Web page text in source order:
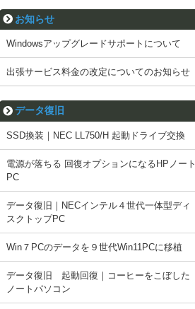
お知らせ
Windowsアップグレードサポートについて
出張サービス料金の改定についてのお知らせ
データ復旧
SSD換装｜NEC LL750/H 起動ドライブ交換
電源が落ちる 回復オプションになるHPノート
PC
データ復旧｜NECインテル４世代一体型ディ
スクトップPC
Win７PCのデータを９世代Win11PCに移植
データ復旧 起動回復｜コーヒーをこぼした
ノートパソコン